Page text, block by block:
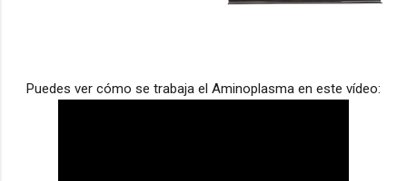
Puedes ver cómo se trabaja el Aminoplasma en este vídeo: